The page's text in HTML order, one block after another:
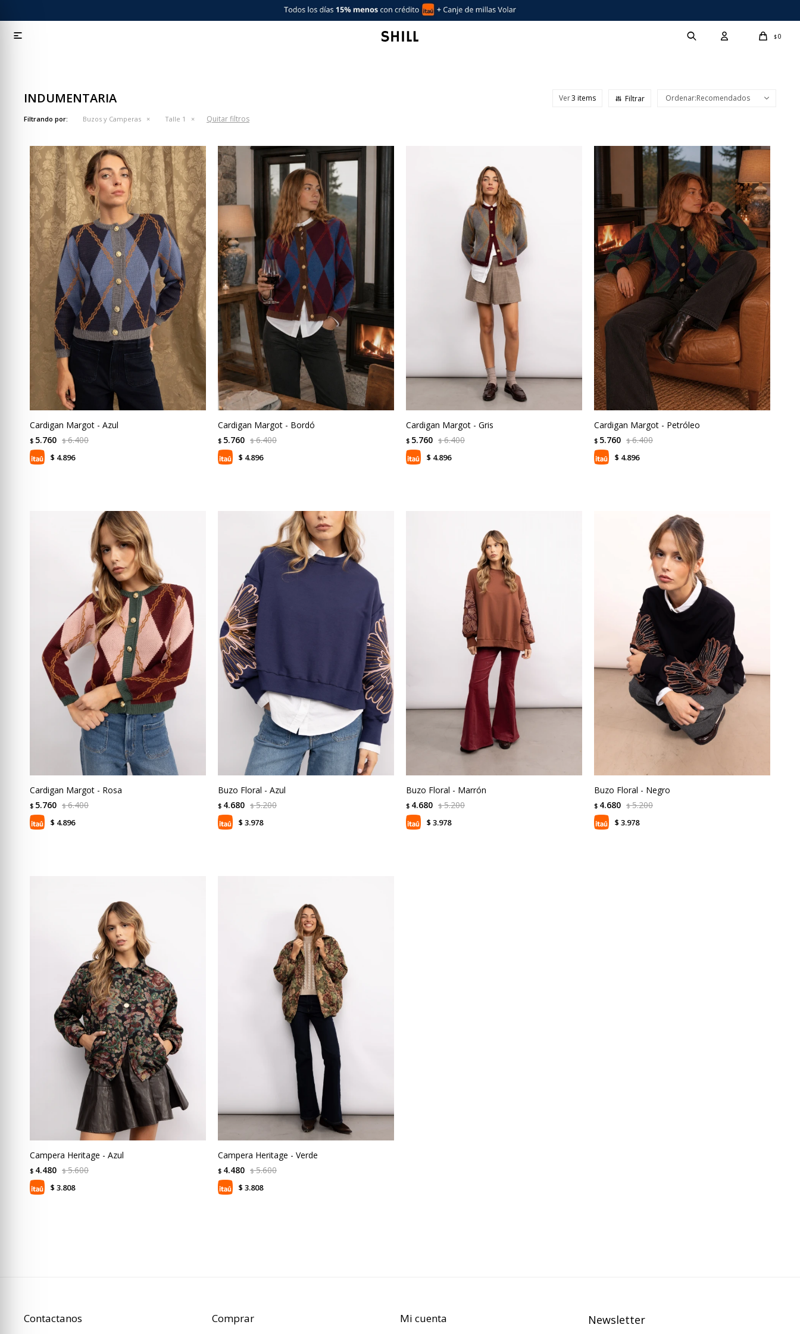
$0

INDUMENTARIA Ver Recomendados
Filtrando por: Buzos y Camperas Talle 1 Quitar filtros
Cardigan Margot - Azul
$ 5.760 $ 6.400
$ 4.896
Cardigan Margot - Bordó
$ 5.760 $ 6.400
$ 4.896
Cardigan Margot - Gris
$ 5.760 $ 6.400
$ 4.896
Cardigan Margot - Petróleo
$ 5.760 $ 6.400
$ 4.896
Cardigan Margot - Rosa
$ 5.760 $ 6.400
$ 4.896
Buzo Floral - Azul
$ 4.680 $ 5.200
$ 3.978
Buzo Floral - Marrón
$ 4.680 $ 5.200
$ 3.978
Buzo Floral - Negro
$ 4.680 $ 5.200
$ 3.978
Campera Heritage - Azul
$ 4.480 $ 5.600
$ 3.808
Campera Heritage - Verde
$ 4.480 $ 5.600
$ 3.808
Contactanos Comprar Mi cuenta Newsletter